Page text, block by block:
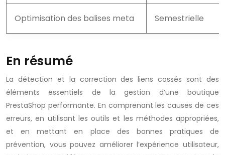
Optimisation des balises meta Semestrielle
En résumé
La détection et la correction des liens cassés sont des
éléments essentiels de la gestion d’une boutique
PrestaShop performante. En comprenant les causes de ces
erreurs, en utilisant les outils et les méthodes appropriées,
et en mettant en place des bonnes pratiques de
prévention, vous pouvez améliorer l’expérience utilisateur,